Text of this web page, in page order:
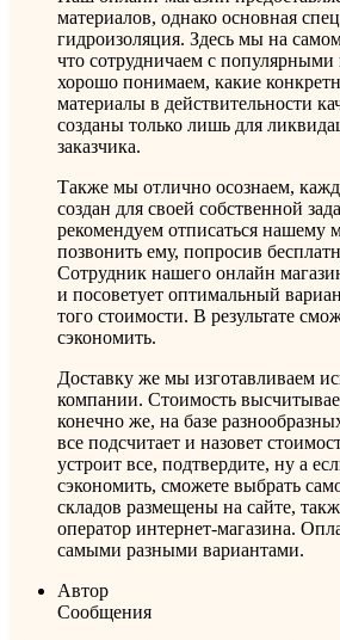
материалов, однако основная
гидроизоляция. Здесь мы на
что сотрудничаем с популярными
хорошо понимаем, какие
материалы в действительности
созданы только лишь для
заказчика.
Также мы отлично осознаем,
создан для своей собственной
рекомендуем отписаться нашему
позвонить ему, попросив
Сотрудник нашего онлайн
и посоветует оптимальный
того стоимости. В результате
сэкономить.
Доставку же мы изготавливаем
компании. Стоимость
конечно же, на базе
все подсчитает и назовет
устроит все, подтвердите, ну а
сэкономить, сможете выбрать
складов размещены на сайте,
оператор интернет-магазина.
самыми разными вариантами.
Автор
Сообщения